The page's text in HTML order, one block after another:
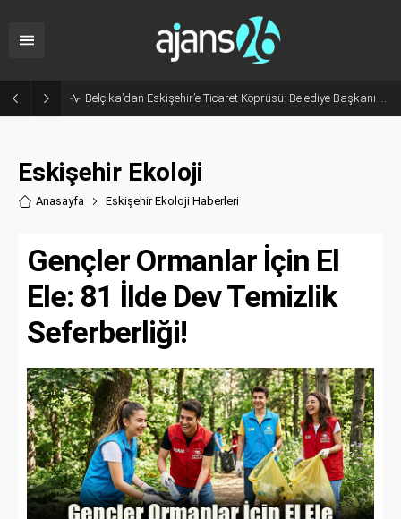
Belçika’dan Eskişehir’e Ticaret Köprüsü: Belediye Başkanı Emir Kır MÜSİAD’ı Ziyaret Etti
Eskişehir Ekoloji
Anasayfa Eskişehir Ekoloji Haberleri
Gençler Ormanlar İçin El
Ele: 81 İlde Dev Temizlik
Seferberliği!